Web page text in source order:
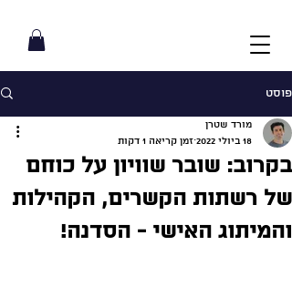
פוסט
בקרוב: שובר שוויון על כוחם
של רשתות הקשרים, הקהילות
והמיתוג האישי - הסדנה!
מורד שטרן
18 ביולי 2022
זמן קריאה 1 דקות